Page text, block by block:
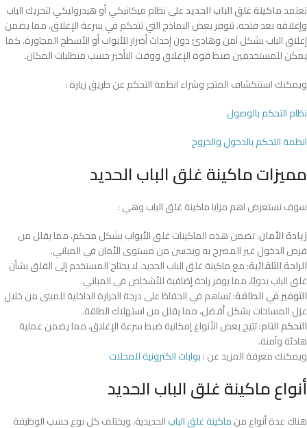
تعتمدماكينة غلق الباب الحديدعلى نظام ميكانيكي أو هيدروليكي لتحريك الباب
وإغلاقه بعد فتحه. تتوفر بعض النماذج التي تتحكم في سرعة الإغلاق، مما يضمن
إغلاق الباب بشكل آمن وهادئ دون إحداث أضرار للأبواب أو الأسطح المجاورة. كما
يمكن للمستخدمين ضبط قوة الإغلاق ووقت التأخير حسب متطلبات المكان.
ويمكنك استتكشاف المتجر وشراء انظمة التحكم عن طريق زيارة :
نظام التحكم بالوصول
انظمة التحكم بالدخول والخروج
مميزات ماكينة غلق الباب الحديد
سوف نستعرض اهم مزايا ماكينة غلق الباب وهي :
زيادة الأمان: تضمن هذه الماكينات غلق الأبواب بشكل محكم، مما يقلل من
فرص الدخول غير المصرح به ويحسن من مستوى الأمان في المباني.
الراحة التلقائية: مع ماكينة غلق الباب الحديد، لا يحتاج المستخدم إلى القلق بشأن
غلق الباب يدويًا، مما يوفر راحة إضافية للأشخاص في المباني.
التوفير في الطاقة: تساهم في الحفاظ على درجة الحرارة الداخلية للمبنى من خلال
عزل المساحات بشكل أفضل، مما يقلل من استهلاك الطاقة.
التحكم التام: تتيح بعض الأنواع إمكانية ضبط سرعة الإغلاق، مما يضمن عملية
هادئة وآمنة.
ويمكنك معرفة المزيد عن :بوابات الكترونية للمحلات
أنواع ماكينة غلق الباب الحديد
هناك عدة أنواع منماكينة غلق البابالحديدية، ويختلف كل نوع حسب الوظيفة